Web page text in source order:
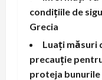
condițiile de
Grecia
Luați măsuri
precauție
proteja bunurile